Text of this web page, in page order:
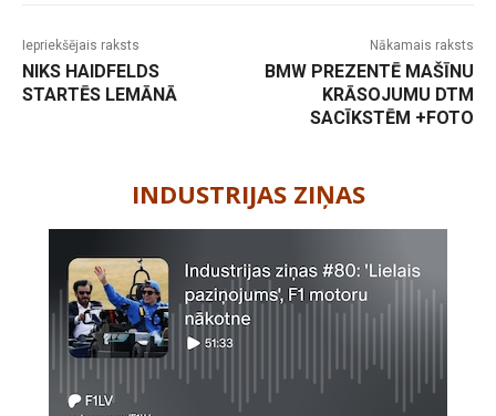
Iepriekšējais raksts
NIKS HAIDFELDS
STARTĒS LEMĀNĀ
Nākamais raksts
BMW PREZENTĒ MAŠĪNU
KRĀSOJUMU DTM
SACĪKSTĒM +FOTO
INDUSTRIJAS ZIŅAS